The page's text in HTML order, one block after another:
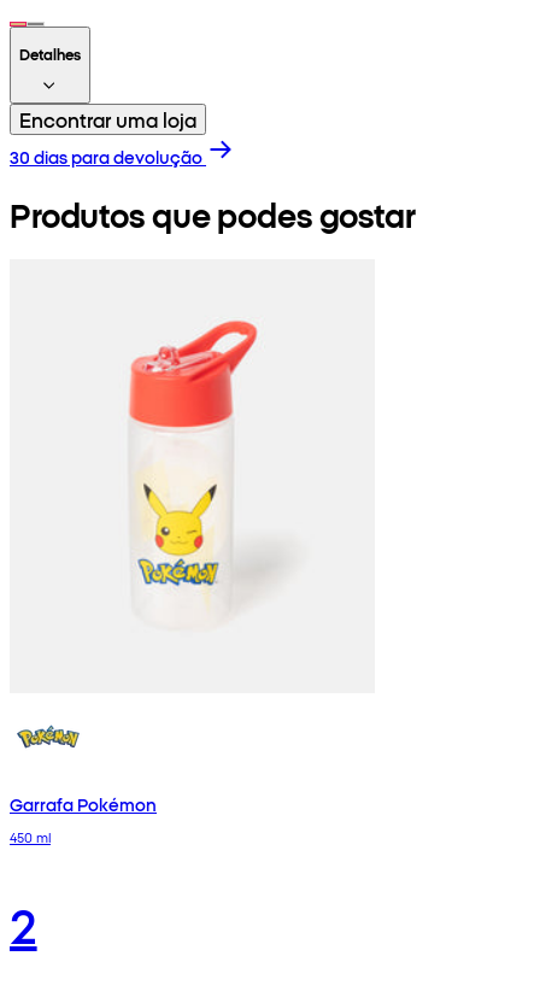
Detalhes
Encontrar uma loja
30 dias para devolução
Produtos que podes gostar
Garrafa Pokémon
450 ml
2